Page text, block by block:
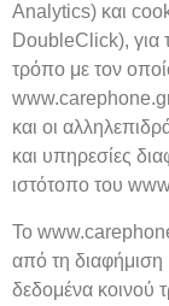
Analytics) και
DoubleClick), για
τρόπο με τον
και οι
και υπηρεσίες
ιστότοπο του
Το
από τη διαφήμιση
δεδομένα κοινού